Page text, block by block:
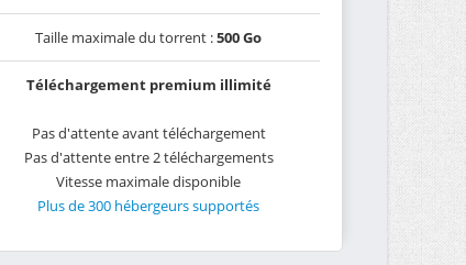
Taille maximale du torrent :500 Go
Téléchargement premium illimité
Pas d'attente avant téléchargement
Pas d'attente entre 2 téléchargements
Vitesse maximale disponible
Plus de 300 hébergeurs supportés